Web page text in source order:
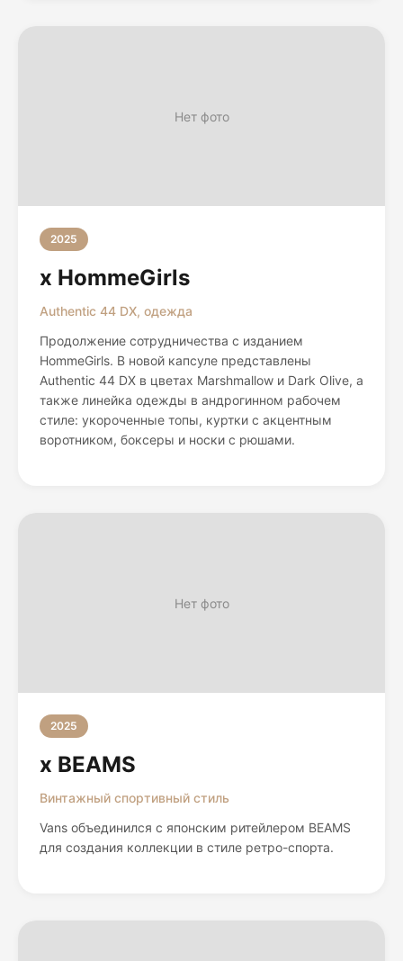
Нет фото
2025
x HommeGirls
Authentic 44 DX, одежда
Продолжение сотрудничества с изданием
HommeGirls. В новой капсуле представлены
Authentic 44 DX в цветах Marshmallow и Dark Olive, а
также линейка одежды в андрогинном рабочем
стиле: укороченные топы, куртки с акцентным
воротником, боксеры и носки с рюшами.
Нет фото
2025
x BEAMS
Винтажный спортивный стиль
Vans объединился с японским ритейлером BEAMS
для создания коллекции в стиле ретро-спорта.